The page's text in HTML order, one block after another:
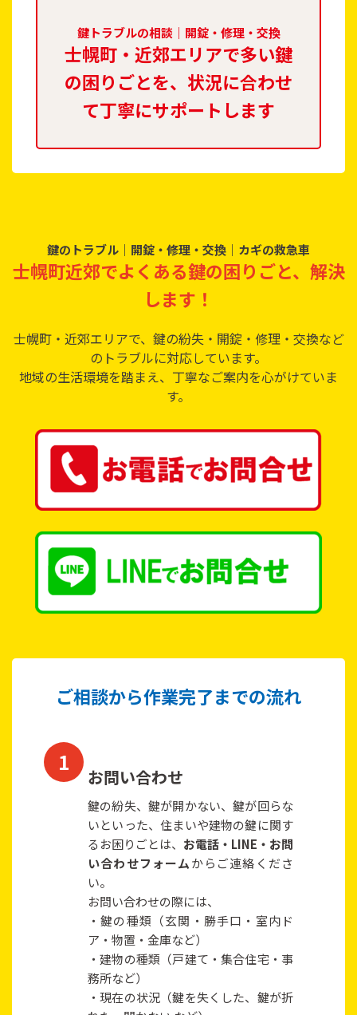
鍵トラブルの相談｜開錠・修理・交換
士幌町・近郊エリアで多い鍵
の困りごとを、状況に合わせ
て丁寧にサポートします
鍵のトラブル｜開錠・修理・交換｜カギの救急車
士幌町近郊でよくある鍵の困りごと、解決
します！
士幌町・近郊エリアで、鍵の紛失・開錠・修理・交換など
のトラブルに対応しています。
地域の生活環境を踏まえ、丁寧なご案内を心がけていま
す。
ご相談から作業完了までの流れ
お問い合わせ
鍵の紛失、鍵が開かない、鍵が回らな
いといった、住まいや建物の鍵に関す
るお困りごとは、 お電話・LINE・お問
い合わせフォームからご連絡くださ
い。
お問い合わせの際には、
・鍵の種類（玄関・勝手口・室内ド
ア・物置・金庫など）
・建物の種類（戸建て・集合住宅・事
務所など）
・現在の状況（鍵を失くした、鍵が折